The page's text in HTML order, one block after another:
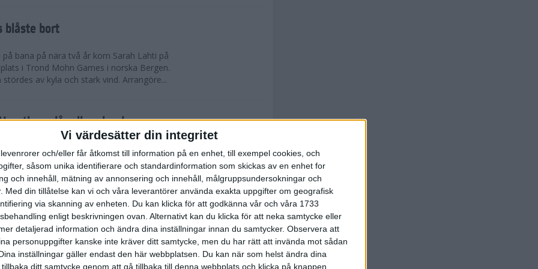
Vi värdesätter din integritet
och/eller får åtkomst till information på en enhet, till exempel cookies, och
såsom unika identifierare och standardinformation som skickas av en enhet for
och innehåll, mätning av annonsering och innehåll, målgruppsundersokningar och
Med din tillåtelse kan vi och våra leverantörer använda exakta uppgifter om geografisk
via skanning av enheten. Du kan klicka för att godkänna vår och våra 1733
enligt beskrivningen ovan. Alternativt kan du klicka för att neka samtycke eller
detaljerad information och ändra dina inställningar innan du samtycker. Observera att
personuppgifter kanske inte kräver ditt samtycke, men du har rätt att invända mot sådan
inställningar gäller endast den här webbplatsen. Du kan när som helst ändra dina
ditt samtycke genom att gå tillbaka till denna webbplats och klicka på knappen
blåste bort
bana på nära två år kom Sarah Lahti på
i Trond Mohn Games i norska Bergen.
av kyla och stark vind. Arrangöre...
slår alla rekord
i mål. Rekord i båda fallen. Det är 1863 fler
på adidas Stockholm Marathon. Och trots de
sjukdomsfall.
och dubbelt Etiopien i
Stockholm Marathon 2025
Marathon vanns i herrklassen av Onemus
och av Shewarge Alene från Etiopien i